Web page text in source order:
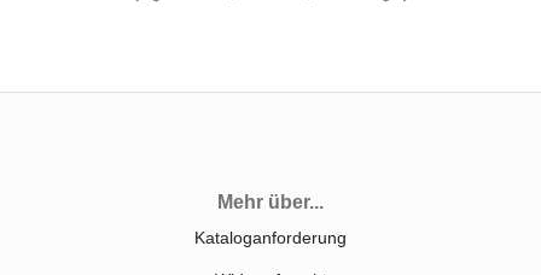
Mehr über...
Kataloganforderung